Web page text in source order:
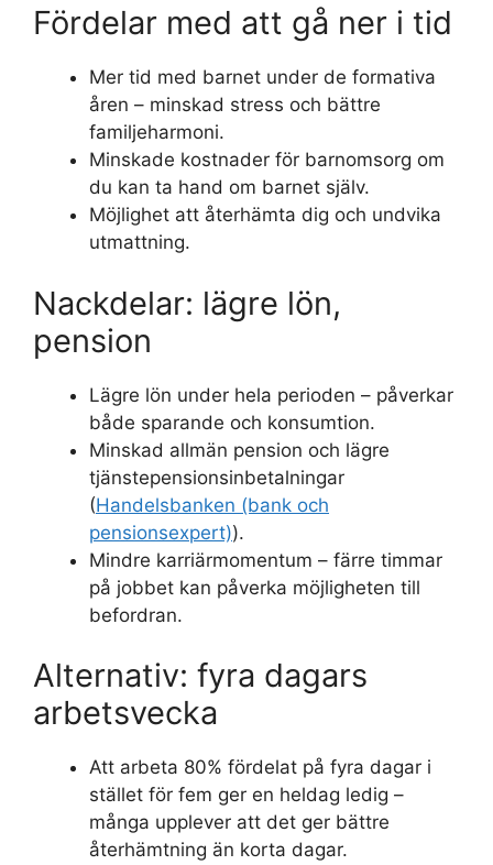
Fördelar med att gå ner i tid
Mer tid med barnet under de formativa
åren – minskad stress och bättre
familjeharmoni.
Minskade kostnader för barnomsorg om
du kan ta hand om barnet själv.
Möjlighet att återhämta dig och undvika
utmattning.
Nackdelar: lägre lön,
pension
Lägre lön under hela perioden – påverkar
både sparande och konsumtion.
Minskad allmän pension och lägre
tjänstepensionsinbetalningar
(Handelsbanken (bank och
pensionsexpert)).
Mindre karriärmomentum – färre timmar
på jobbet kan påverka möjligheten till
befordran.
Alternativ: fyra dagars
arbetsvecka
Att arbeta 80% fördelat på fyra dagar i
stället för fem ger en heldag ledig –
många upplever att det ger bättre
återhämtning än korta dagar.